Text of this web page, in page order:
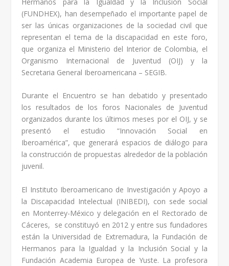
(FUNDHEX), han desempeñado el importante papel de
ser las únicas organizaciones de la sociedad civil que
representan el tema de la discapacidad en este foro,
que organiza el Ministerio del Interior de Colombia, el
Organismo Internacional de Juventud (OIJ) y la
Secretaria General Iberoamericana – SEGIB.
Durante el Encuentro se han debatido y presentado
los resultados de los foros Nacionales de Juventud
organizados durante los últimos meses por el OIJ, y se
presentó el estudio “Innovación Social en
Iberoamérica”, que generará espacios de diálogo para
la construcción de propuestas alrededor de la población
juvenil.
El Instituto Iberoamericano de Investigación y Apoyo a
la Discapacidad Intelectual (INIBEDI), con sede social
en Monterrey-México y delegación en el Rectorado de
Cáceres, se constituyó en 2012 y entre sus fundadores
están la Universidad de Extremadura, la Fundación de
Hermanos para la Igualdad y la Inclusión Social y la
Fundación Academia Europea de Yuste. La profesora